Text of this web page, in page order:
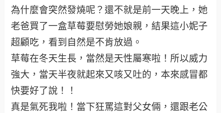
為什麼會突然發燒呢？還不就是前一天晚上，她
老爸買了一盒草莓要慰勞她娘親，結果這小妮子
超顧吃，看到自然是不肯放過。
草莓在冬天生長，當然是天性屬寒啦！所以威力
強大，當天半夜就起來又咳又吐的，本來感冒都
快要好了說！！
真是氣死我啦！當下狂罵這對父女倆，還跟老公